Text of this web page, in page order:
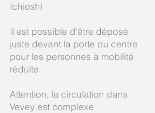
Ichioshi
Il est possible d'être déposé
juste devant la porte du centre
pour les personnes à mobilité
réduite.
Attention, la circulation dans
Vevey est complexe